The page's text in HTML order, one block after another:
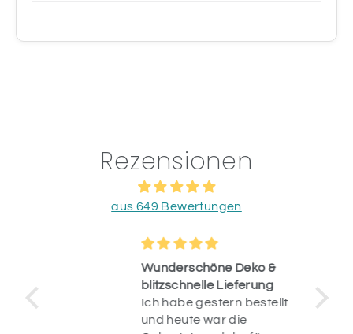
Rezensionen
aus 649 Bewertungen
Wunderschöne Deko &
blitzschnelle Lieferung
Ich habe gestern bestellt
und heute war die